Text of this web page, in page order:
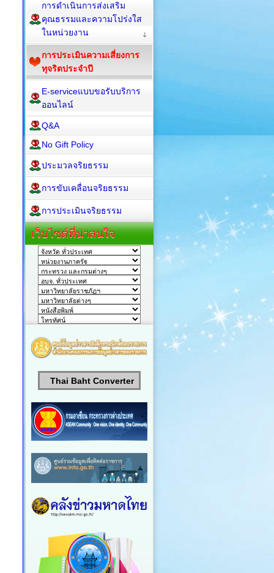
การดำเนินการส่งเสริม
คุณธรรมและความโปร่งใส
ในหน่วยงาน
การประเมินความเสี่ยงการ
ทุจริตประจำปี
E-serviceแบบขอรับบริการ
ออนไลน์
Q&A
No Gift Policy
ประมวลจริยธรรม
การขับเคลื่อนจริยธรรม
การประเมินจริยธรรม
เว็บไซต์ที่น่าสนใจ
Thai Baht Converter